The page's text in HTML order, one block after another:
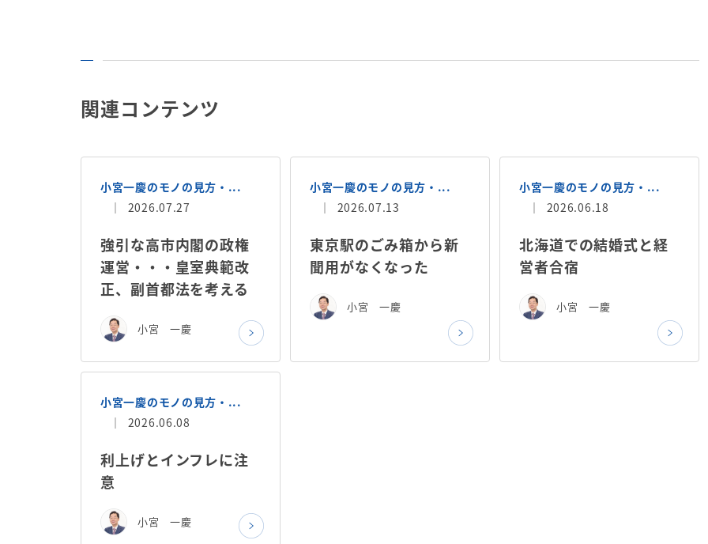
関連コンテンツ
小宮一慶のモノの見方・...
2026.07.27
強引な高市内閣の政権
運営・・・皇室典範改
正、副首都法を考える
小宮 一慶
小宮一慶のモノの見方・...
2026.07.13
東京駅のごみ箱から新
聞用がなくなった
小宮 一慶
小宮一慶のモノの見方・...
2026.06.18
北海道での結婚式と経
営者合宿
小宮 一慶
小宮一慶のモノの見方・...
2026.06.08
利上げとインフレに注
意
小宮 一慶